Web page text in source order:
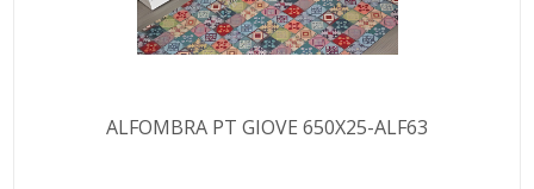
ALFOMBRA PT GIOVE 650X25-ALF63